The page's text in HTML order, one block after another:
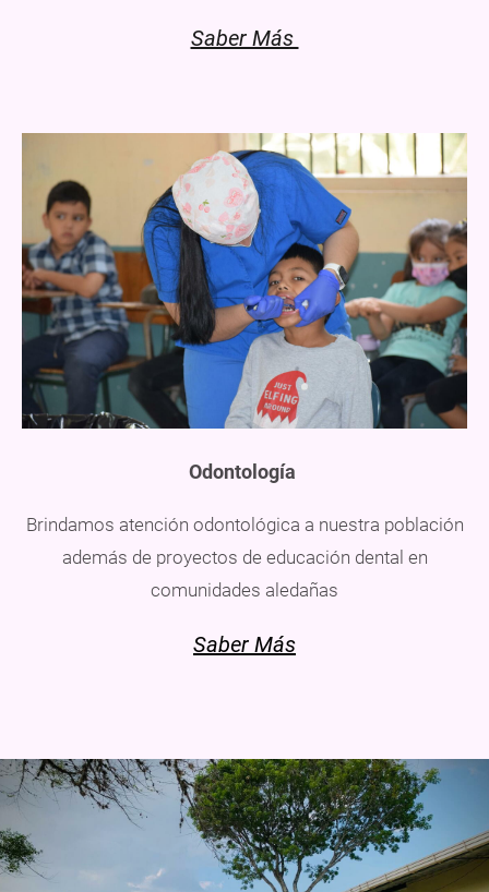
Saber Más
Odontología
Brindamos atención odontológica a nuestra población
además de proyectos de educación dental en
comunidades aledañas
Saber Más